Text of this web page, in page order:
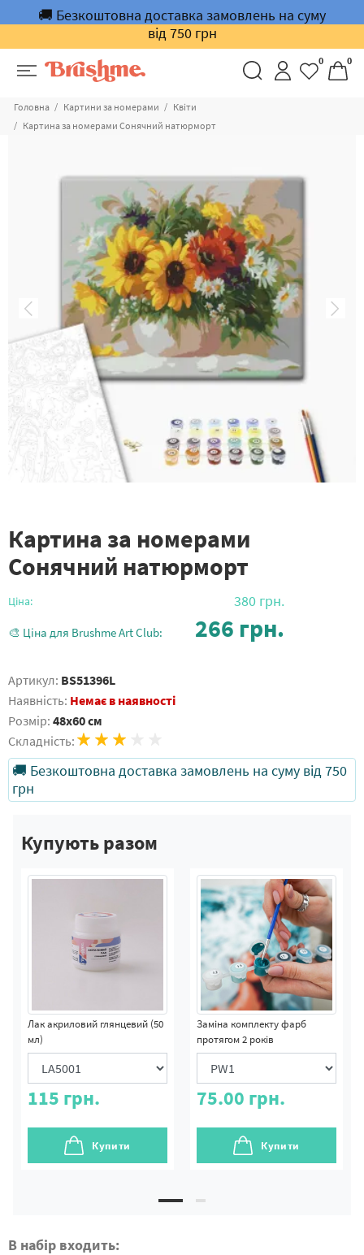
🚚 Безкоштовна доставка замовлень на суму
від 750 грн
0 0
Головна Картини за номерами
Квіти
Картина за номерами Сонячний натюрморт
Картина за номерами
Сонячний натюрморт
Ціна: 380 грн.
🎨 Ціна для Brushme Art Club: 266 грн.
Артикул: BS51396L
Наявність: Немає в наявності
Розмір: 48x60 см
Складність:
🚚 Безкоштовна доставка замовлень на суму від 750
грн
Купують разом
Лак акриловий глянцевий (50
мл)
115 грн.
Купити
Заміна комплекту фарб
протягом 2 років
75.00 грн.
Купити
В набір входить: